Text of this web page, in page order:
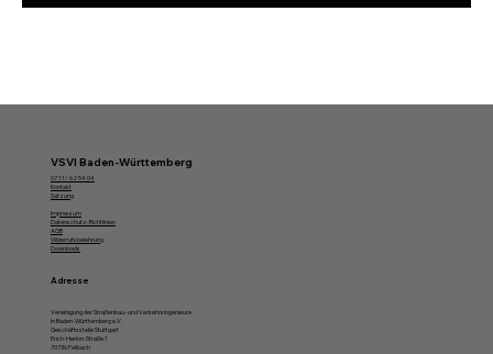
VSVI Baden-Württemberg
07 11/ 62 54 04
Kontakt
Satzung
Impressum
Datenschutz-Richtlinien
AGB
Widerrufsbelehrung
Downloads
Adresse
Vereinigung der Straßenbau- und Verkehrsingenieure
in Baden-Württemberg e.V.
Geschäftsstelle Stuttgart
Erich-Herion-Straße 1
70736 Fellbach